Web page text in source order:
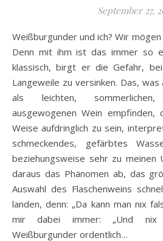
September 27,
Weißburgunder und ich? Wir mögen uns eigentlich gar nicht.
Denn mit ihm ist das immer so
klassisch, birgt er die Gefahr,
Langeweile zu versinken. Das,
als leichten,
ausgewogenen Wein
Weise aufdringlich zu sein,
schmeckendes, gefärbtes
beziehungsweise sehr zu meinen
daraus das Phänomen ab, das
Auswahl des Flaschenweins
landen, denn: „Da kann man nix
mir dabei immer: „Und nix
Weißburgunder ordentlich…